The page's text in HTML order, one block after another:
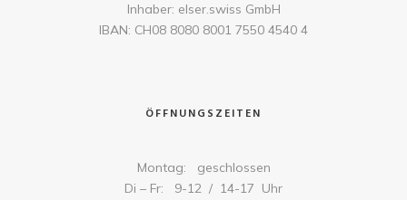
Inhaber: elser.swiss GmbH
IBAN: CH08 8080 8001 7550 4540 4
ÖFFNUNGSZEITEN
Montag: geschlossen
Di – Fr: 9-12 / 14-17 Uhr